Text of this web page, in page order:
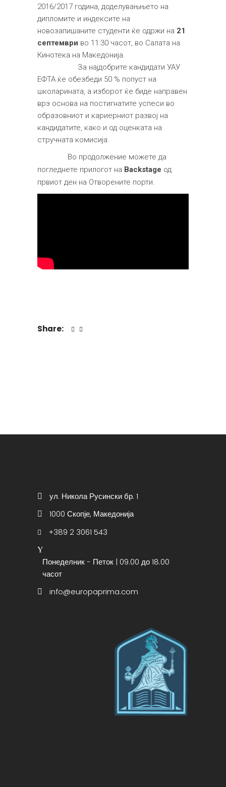
2016/2017 година, доделувањњето на
дипломите и индексите на
новозапишаните студенти ќе одржи на 21
септември во 11:30 часот, во Салата на
Кинотека на Македонија.
За најдобрите кандидати УАУ
ЕФТА ќе обезбеди 50 % попуст на
школарината, а изборот ќе биде направен
врз основа на постигнатите успеси во
образовниот и кариерниот развој на
кандидатите, како и од оценката на
стручната комисија.
Во продолжение можете да
погледнете прилогот на Backstage од
првиот ден на Отворените порти.
Share:
ул. Никола Русински бр. 1
1000 Скопје, Македонија
+389 2 3061 543
Понеделник - Петок | 09.00 до 18.00
часот
info@europaprima.com